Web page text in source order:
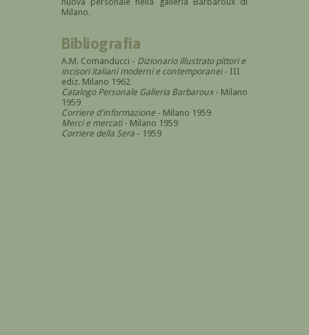
Milano.
Bibliografia
A.M. Comanducci - Dizionario illustrato pittori e
incisori italiani moderni e contemporanei- III
ediz. Milano 1962
Catalogo Personale Galleria Barbaroux- Milano
1959
Corriere d'informazione - Milano 1959
Merci e mercati- Milano 1959
Corriere della Sera - 1959